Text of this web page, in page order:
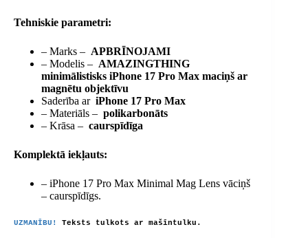
Tehniskie parametri:
– Marks – APBRĪNOJAMI
– Modelis – AMAZINGTHING
minimālistisks iPhone 17 Pro Max maciņš ar
magnētu objektīvu
Saderība ar iPhone 17 Pro Max
– Materiāls – polikarbonāts
– Krāsa – caurspīdīga
Komplektā iekļauts:
– iPhone 17 Pro Max Minimal Mag Lens vāciņš
– caurspīdīgs.
UZMANĪBU! Teksts tulkots ar mašīntulku.